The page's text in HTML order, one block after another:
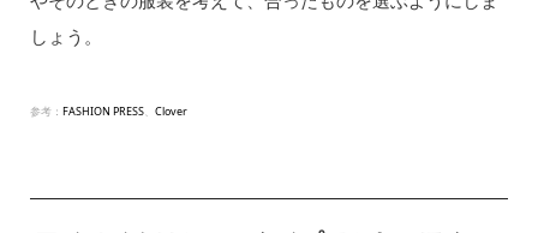
しょう。
参考： FASHION PRESS、 Clover